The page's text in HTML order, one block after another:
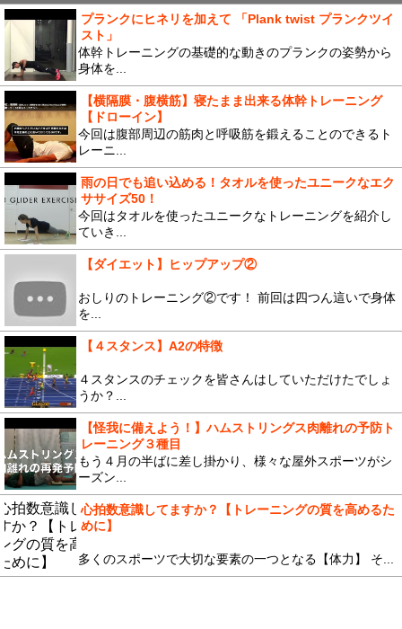
プランクにヒネリを加えて 「Plank twist プランクツイ
スト」
体幹トレーニングの基礎的な動きのプランクの姿勢から
身体を...
【横隔膜・腹横筋】寝たまま出来る体幹トレーニング
【ドローイン】
今回は腹部周辺の筋肉と呼吸筋を鍛えることのできるト
レーニ...
雨の日でも追い込める！タオルを使ったユニークなエク
ササイズ50！
今回はタオルを使ったユニークなトレーニングを紹介し
ていき...
【ダイエット】ヒップアップ②
おしりのトレーニング②です！ 前回は四つん這いで身体
を...
【４スタンス】A2の特徴
４スタンスのチェックを皆さんはしていただけたでしょ
うか？...
【怪我に備えよう！】ハムストリングス肉離れの予防ト
レーニング３種目
もう４月の半ばに差し掛かり、様々な屋外スポーツがシ
ーズン...
心拍数意識してますか？【トレーニングの質を高めるた
めに】
多くのスポーツで大切な要素の一つとなる【体力】 そ...